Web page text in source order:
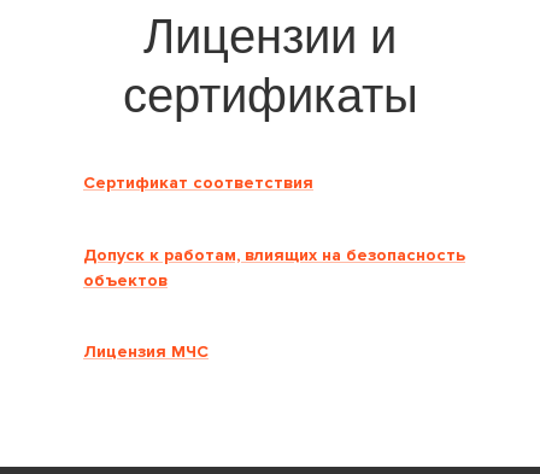
Лицензии и
сертификаты
Сертификат соответствия
Допуск к работам, влиящих на безопасность
объектов
Лицензия МЧС